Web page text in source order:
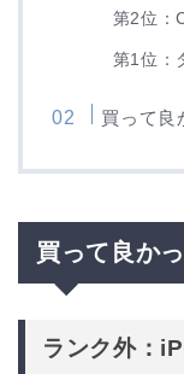
第2位：
第1位：
買って良
買って良か
ランク外：